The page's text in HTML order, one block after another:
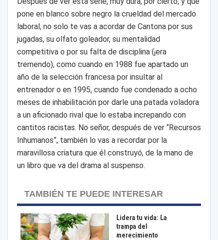
pone en blanco sobre negro la crueldad del mercado
laboral, no solo te vas a acordar de Cantona por sus
jugadas, su olfato goleador, su mentalidad
competitiva o por su falta de disciplina (¡era
tremendo), como cuando en 1988 fue apartado un
año de la selección francesa por insultar al
entrenador o en 1995, cuando fue condenado a ocho
meses de inhabilitación por darle una patada voladora
a un aficionado rival que lo estaba increpando con
cantitos racistas. No señor, después de ver “Recursos
Inhumanos”, también lo vas a recordar por la
maravillosa criatura que él construyó, de la mano de
un libro que va del drama al suspenso.
TAMBIÉN TE PUEDE INTERESAR
Lidera tu vida: La
trampa del
merecimiento